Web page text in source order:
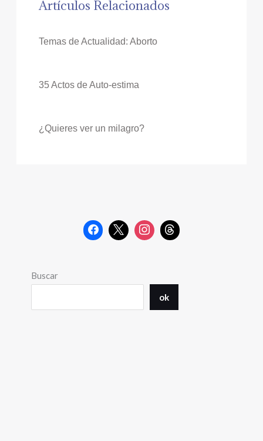
Artículos Relacionados
Temas de Actualidad: Aborto
35 Actos de Auto-estima
¿Quieres ver un milagro?
Buscar
ok